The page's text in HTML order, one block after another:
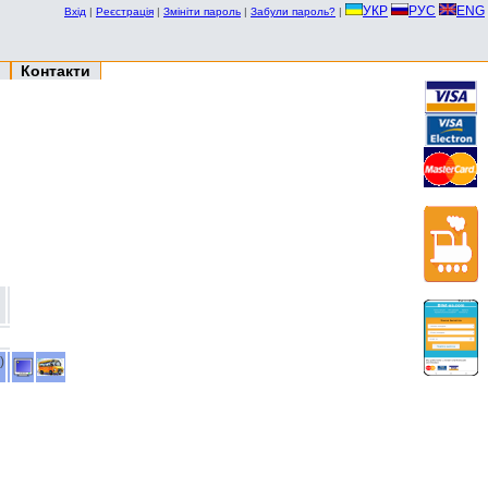
Вхід | Реєстрація | Змініти пароль | Забули пароль? | УКР РУС ENG
Контакти